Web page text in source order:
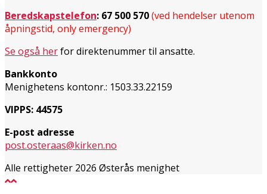
Beredskapstelefon: 67 500 570(ved hendelser utenom
åpningstid, only emergency)
Se også herfor direktenummer til ansatte.
Bankkonto
Menighetens kontonr.: 1503.33.22159
VIPPS: 44575
E-post adresse
post.osteraas@kirken.no
Alle rettigheter 2026 Østerås menighet